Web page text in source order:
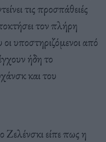
τις προσπάθειές
τον πλήρη
υποστηριζόμενοι από
ήδη το
και του
Ζελένσκι είπε πως η